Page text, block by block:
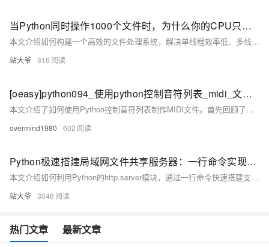
当Python同时操作1000个文件时，为什么你的CPU只用了10%？
本文介绍如何构建一个高效的文件处理系统，解决单线程效率低、多线程易崩溃的矛盾。通过异步队列与多线程池结合，实现任务调度优化，提升I/O密集型操作的性能。
站大爷 316
[oeasy]python094_使用python控制音符列表_midi_文件制作
本文介绍了如何使用Python控制音符列表制作MIDI文件。首先回顾了列表下标索引（正数和负数）的用法，接着通过`mido`库实现MIDI文件生成。以《两只老虎》为例，详细解析了代码逻辑：定义音高映射、构建旋律列表、创建MIDI文件框架，并将音符插入音轨。还探讨了音符时值与八度扩展的实现方法。最终生成的MIDI文件可通过不同平台播放或编辑。总结中提到，此技术可用于随机生成符合调性的旋律，同时引发对列表其他实际应用的思考。
overmind1980 602
Python极速搭建局域网文件共享服务器：一行命令实现HTTPS安全传输
本文介绍如何利用Python的http.server模块，通过一行命令快速搭建支持HTTPS的安全文件下载服务器，无需第三方工具，3分钟部署，保障局域网文件共享的隐私与安全。
站大爷 3046
热门文章 最新文章